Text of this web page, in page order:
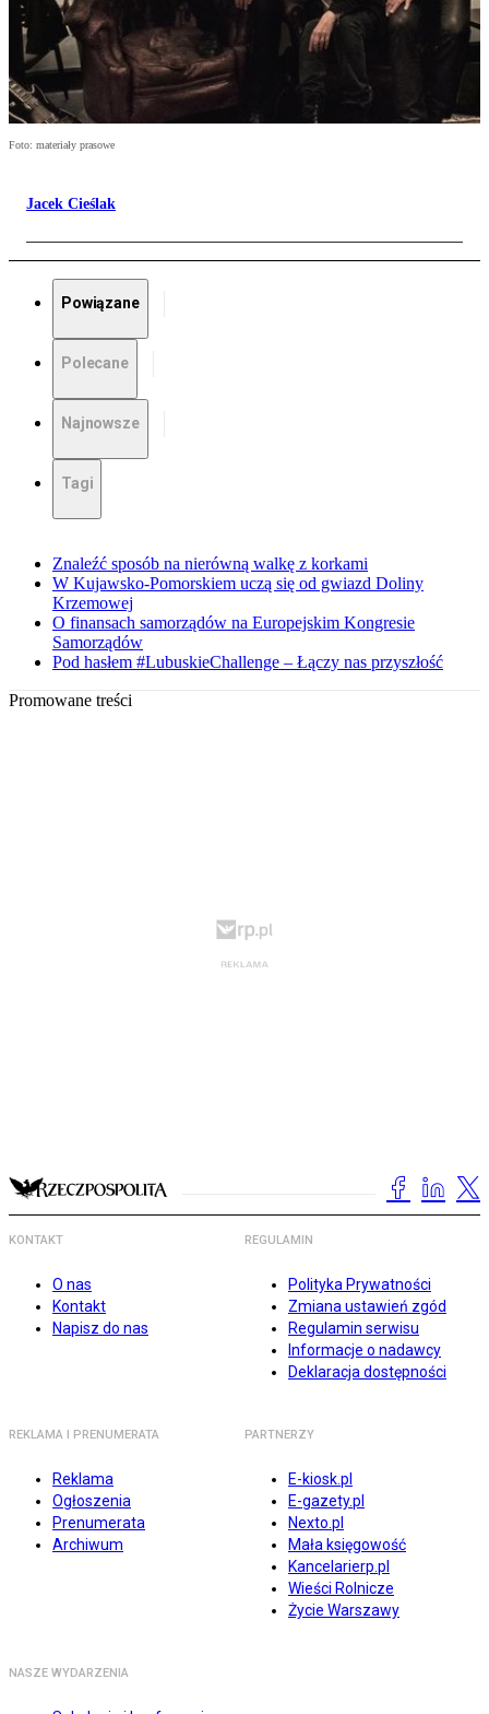
Foto: materiały prasowe
Jacek Cieślak
Powiązane
Polecane
Najnowsze
Tagi
Znaleźć sposób na nierówną walkę z korkami
W Kujawsko-Pomorskiem uczą się od gwiazd Doliny
Krzemowej
O finansach samorządów na Europejskim Kongresie
Samorządów
Pod hasłem #LubuskieChallenge – Łączy nas przyszłość
Promowane treści
KONTAKT
O nas
Kontakt
Napisz do nas
REGULAMIN
Polityka Prywatności
Zmiana ustawień zgód
Regulamin serwisu
Informacje o nadawcy
Deklaracja dostępności
REKLAMA I PRENUMERATA
Reklama
Ogłoszenia
Prenumerata
Archiwum
PARTNERZY
E-kiosk.pl
E-gazety.pl
Nexto.pl
Mała księgowość
Kancelarierp.pl
Wieści Rolnicze
Życie Warszawy
NASZE WYDARZENIA